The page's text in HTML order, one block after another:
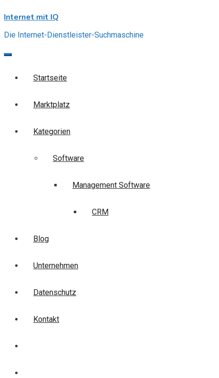
to
Internet mit IQ
Die Internet-Dienstleister-Suchmaschine
Startseite
Marktplatz
Kategorien
Software
Management Software
CRM
Blog
Unternehmen
Datenschutz
Kontakt